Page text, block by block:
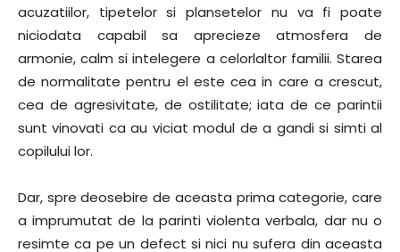
acuzatiilor, tipetelor si plansetelor nu va fi poate
niciodata capabil sa aprecieze atmosfera de
armonie, calm si intelegere a celorlaltor familii. Starea
de normalitate pentru el este cea in care a crescut,
cea de agresivitate, de ostilitate; iata de ce parintii
sunt vinovati ca au viciat modul de a gandi si simti al
copilului lor.
Dar, spre deosebire de aceasta prima categorie, care
a imprumutat de la parinti violenta verbala, dar nu o
resimte ca pe un defect si nici nu sufera din aceasta